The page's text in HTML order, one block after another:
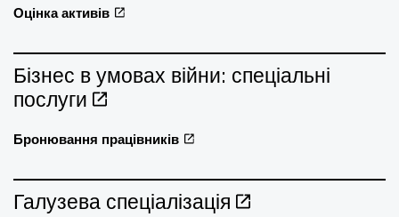
Оцінка активів
Бізнес в умовах війни: спеціальні
послуги
Бронювання працівників
Галузева спеціалізація